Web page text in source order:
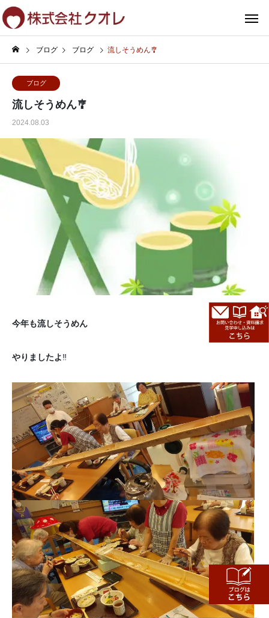
ブログ ブログ 流しそうめん🎐
ブログ
流しそうめん🎐
2024.08.03
今年も流しそうめん
やりましたよ‼